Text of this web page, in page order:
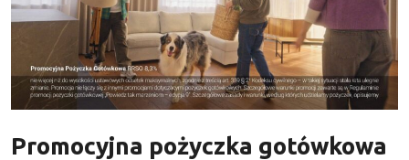
Promocyjna pożyczka gotówkowa